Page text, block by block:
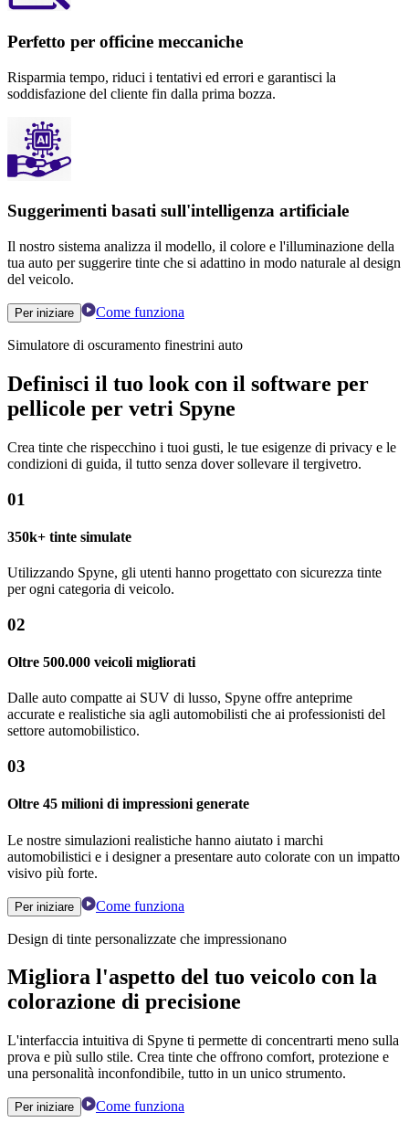
Perfetto per officine meccaniche
Risparmia tempo, riduci i tentativi ed errori e garantisci la
soddisfazione del cliente fin dalla prima bozza.
Suggerimenti basati sull'intelligenza artificiale
Il nostro sistema analizza il modello, il colore e l'illuminazione della
tua auto per suggerire tinte che si adattino in modo naturale al design
del veicolo.
Per iniziare Come funziona
Simulatore di oscuramento finestrini auto
Definisci il tuo look con il software per
pellicole per vetri Spyne
Crea tinte che rispecchino i tuoi gusti, le tue esigenze di privacy e le
condizioni di guida, il tutto senza dover sollevare il tergivetro.
01
350k+ tinte simulate
Utilizzando Spyne, gli utenti hanno progettato con sicurezza tinte
per ogni categoria di veicolo.
02
Oltre 500.000 veicoli migliorati
Dalle auto compatte ai SUV di lusso, Spyne offre anteprime
accurate e realistiche sia agli automobilisti che ai professionisti del
settore automobilistico.
03
Oltre 45 milioni di impressioni generate
Le nostre simulazioni realistiche hanno aiutato i marchi
automobilistici e i designer a presentare auto colorate con un impatto
visivo più forte.
Per iniziare Come funziona
Design di tinte personalizzate che impressionano
Migliora l'aspetto del tuo veicolo con la
colorazione di precisione
L'interfaccia intuitiva di Spyne ti permette di concentrarti meno sulla
prova e più sullo stile. Crea tinte che offrono comfort, protezione e
una personalità inconfondibile, tutto in un unico strumento.
Per iniziare Come funziona